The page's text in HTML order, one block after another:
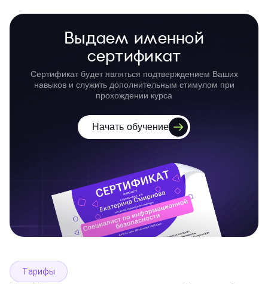
Выдаем именной
сертификат
Сертификат будет являться подтверждением Ваших
навыков и служить дополнительным стимулом при
прохождении курса
Начать обучение
Тарифы